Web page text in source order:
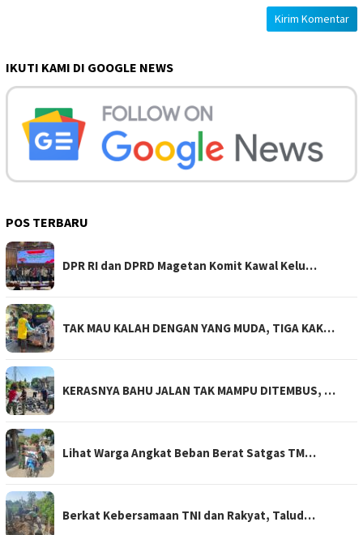
IKUTI KAMI DI GOOGLE NEWS
POS TERBARU
DPR RI dan DPRD Magetan Komit Kawal Kelu…
TAK MAU KALAH DENGAN YANG MUDA, TIGA KAK…
KERASNYA BAHU JALAN TAK MAMPU DITEMBUS, …
Lihat Warga Angkat Beban Berat Satgas TM…
Berkat Kebersamaan TNI dan Rakyat, Talud…